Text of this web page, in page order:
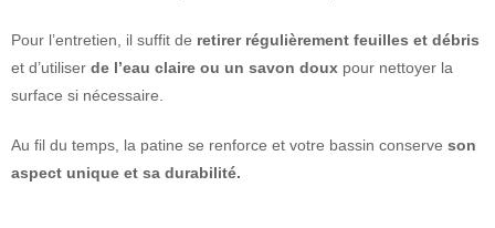
Pour l’entretien, il suffit de retirer régulièrement feuilles et débris
et d’utiliser de l’eau claire ou un savon doux pour nettoyer la
surface si nécessaire.
Au fil du temps, la patine se renforce et votre bassin conserve son
aspect unique et sa durabilité.